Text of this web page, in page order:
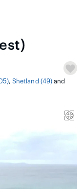
,Shetland (49)and